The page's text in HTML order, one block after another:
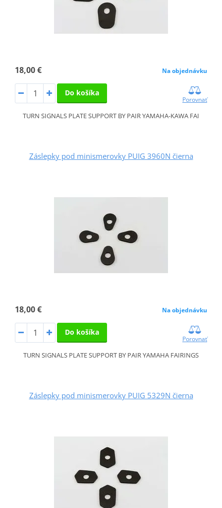
18,00 € Na objednávku
Do košíka
Porovnať
TURN SIGNALS PLATE SUPPORT BY PAIR YAMAHA-KAWA FAI
Záslepky pod minismerovky PUIG 3960N čierna
18,00 € Na objednávku
Do košíka
Porovnať
TURN SIGNALS PLATE SUPPORT BY PAIR YAMAHA FAIRINGS
Záslepky pod minismerovky PUIG 5329N čierna